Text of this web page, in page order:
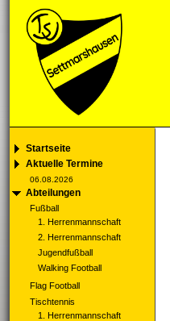
Startseite
Aktuelle Termine
06.08.2026
Abteilungen
Fußball
1. Herrenmannschaft
2. Herrenmannschaft
Jugendfußball
Walking Football
Flag Football
Tischtennis
1. Herrenmannschaft